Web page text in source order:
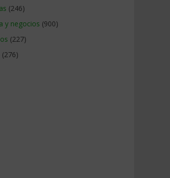
(246)
y negocios (900)
(227)
(276)